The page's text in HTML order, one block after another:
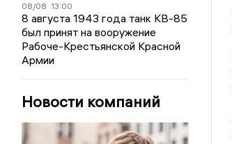
08/08 13:00
8 августа 1943 года танк КВ-85
был принят на вооружение
Рабоче-Крестьянской Красной
Армии
Новости компаний